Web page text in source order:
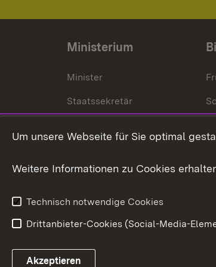
Ministerium
Minister
Staatssekretär
Anfahrt und Kontakt
Link zum Landesportal
Um unsere Webseite für Sie optimal
Weitere Informationen zu Cookies
Technisch notwendige Cookies
Drittanbieter-Cookies (Social-Media-
Akzeptieren